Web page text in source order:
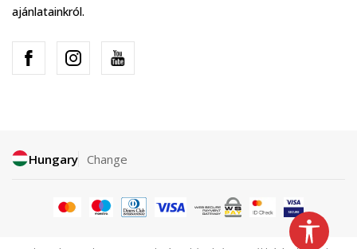
ajánlatainkról.
Hungary Change